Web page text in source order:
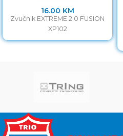
16.00 KM
Zvučnik EXTREME 2.0 FUSION
XP102